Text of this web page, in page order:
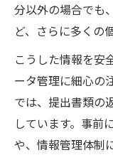
分以外の場合でも
ど、さらに多くの
こうした情報を安
ータ管理に細心の
では、提出書類の
しています。事前
や、情報管理体制